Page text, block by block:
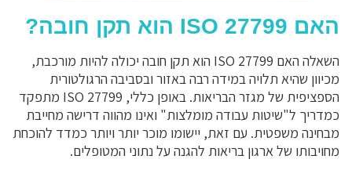
האם ISO 27799 הוא תקן חובה?
השאלה האם ISO 27799 הוא תקן חובה יכולה להיות מורכבת,
מכיוון שהיא תלויה במידה רבה באזור ובסביבה הרגולטורית
הספציפית של מגזר הבריאות. באופן כללי, ISO 27799 מתפקד
כמדריך ל"שיטות עבודה מומלצות" ואינו מהווה דרישה מחייבת
מבחינה משפטית. עם זאת, יישומו מוכר יותר ויותר כמדד להוכחת
מחויבותו של ארגון בריאות להגנה על נתוני המטופלים.